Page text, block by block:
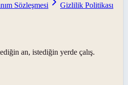
Sözleşmesi
Gizlilik Politikası
an, istediğin yerde çalış.